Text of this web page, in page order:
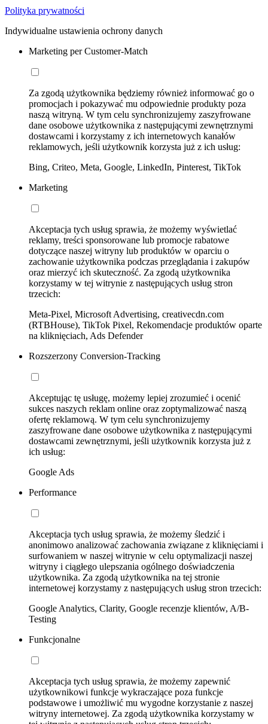
Polityka prywatności
Indywidualne ustawienia ochrony danych
Marketing per Customer-Match
Za zgodą użytkownika będziemy również informować go o
promocjach i pokazywać mu odpowiednie produkty poza
naszą witryną. W tym celu synchronizujemy zaszyfrowane
dane osobowe użytkownika z następującymi zewnętrznymi
dostawcami i korzystamy z ich internetowych kanałów
reklamowych, jeśli użytkownik korzysta już z ich usług:
Bing, Criteo, Meta, Google, LinkedIn, Pinterest, TikTok
Marketing
Akceptacja tych usług sprawia, że możemy wyświetlać
reklamy, treści sponsorowane lub promocje rabatowe
dotyczące naszej witryny lub produktów w oparciu o
zachowanie użytkownika podczas przeglądania i zakupów
oraz mierzyć ich skuteczność. Za zgodą użytkownika
korzystamy w tej witrynie z następujących usług stron
trzecich:
Meta-Pixel, Microsoft Advertising, creativecdn.com
(RTBHouse), TikTok Pixel, Rekomendacje produktów oparte
na kliknięciach, Ads Defender
Rozszerzony Conversion-Tracking
Akceptując tę usługę, możemy lepiej zrozumieć i ocenić
sukces naszych reklam online oraz zoptymalizować naszą
ofertę reklamową. W tym celu synchronizujemy
zaszyfrowane dane osobowe użytkownika z następującymi
dostawcami zewnętrznymi, jeśli użytkownik korzysta już z
ich usług:
Google Ads
Performance
Akceptacja tych usług sprawia, że możemy śledzić i
anonimowo analizować zachowania związane z kliknięciami i
surfowaniem w naszej witrynie w celu optymalizacji naszej
witryny i ciągłego ulepszania ogólnego doświadczenia
użytkownika. Za zgodą użytkownika na tej stronie
internetowej korzystamy z następujących usług stron trzecich:
Google Analytics, Clarity, Google recenzje klientów, A/B-
Testing
Funkcjonalne
Akceptacja tych usług sprawia, że możemy zapewnić
użytkownikowi funkcje wykraczające poza funkcje
podstawowe i umożliwić mu wygodne korzystanie z naszej
witryny internetowej. Za zgodą użytkownika korzystamy w